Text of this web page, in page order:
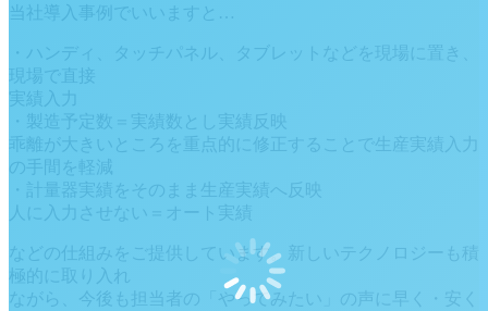
当社導入事例でいいますと…
・ハンディ、タッチパネル、タブレットなどを現場に置き、
現場で直接
実績入力
・製造予定数＝実績数とし実績反映
乖離が大きいところを重点的に修正することで生産実績入力
の手間を軽減
・計量器実績をそのまま生産実績へ反映
人に入力させない＝オート実績
などの仕組みをご提供しています。新しいテクノロジーも積
極的に取り入れ
ながら、今後も担当者の「やってみたい」の声に早く・安く